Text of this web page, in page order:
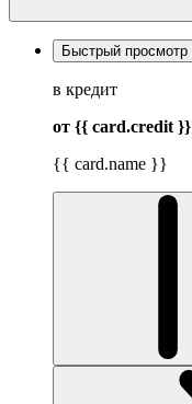
Быстрый просмотр
в кредит
от {{ card.credit }}
{{ card.name }}